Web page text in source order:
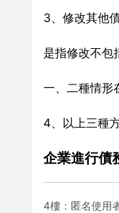
3、修改其他
是指修改不包
一、二種情形
4、以上三種
企業進行債
4樓：匿名使用